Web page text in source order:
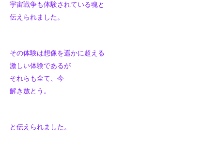
宇宙戦争も体験されている魂と
伝えられました。
その体験は想像を遥かに超える
激しい体験であるが
それらも全て、今
解き放とう。
と伝えられました。